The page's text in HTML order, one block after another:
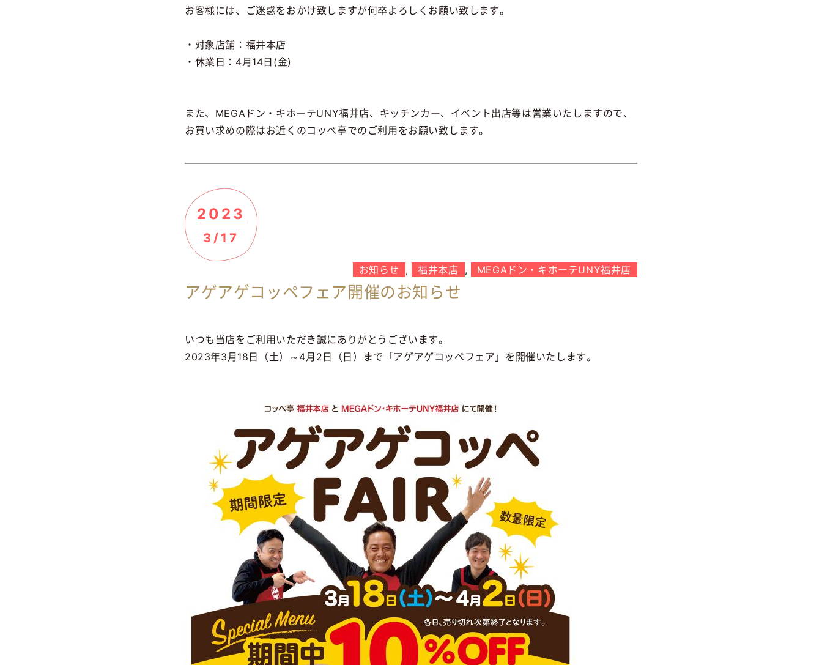
お客様には、ご迷惑をおかけ致しますが何卒よろしくお願い致します。
・対象店舗：福井本店
・休業日：4月14日(金)
また、MEGAドン・キホーテUNY福井店、キッチンカー、イベント出店等は営業いたしますので、
お買い求めの際はお近くのコッペ亭でのご利用をお願い致します。
2023
3/17
お知らせ , 福井本店 , MEGAドン・キホーテUNY福井店
アゲアゲコッペフェア開催のお知らせ
いつも当店をご利用いただき誠にありがとうございます。
2023年3月18日（土）～4月2日（日）まで「アゲアゲコッペフェア」を開催いたします。